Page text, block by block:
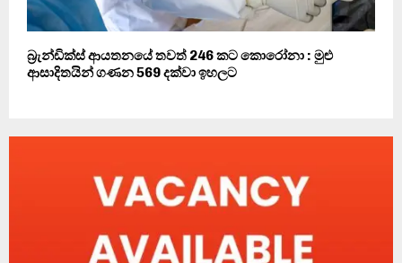
බ්‍රැන්ඩික්ස් ආයතනයේ තවත් 246 කට කොරෝනා : මුළු
ආසාදිතයින් ගණන 569 දක්වා ඉහලට